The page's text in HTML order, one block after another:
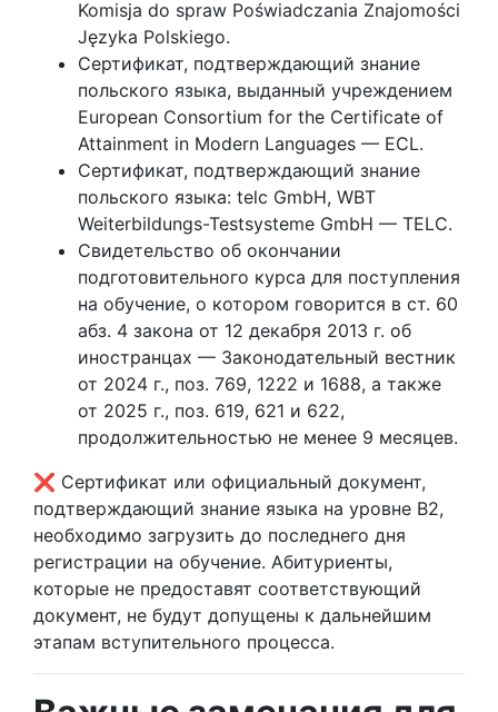
Komisja do spraw Poświadczania Znajomości
Języka Polskiego.
Сертификат, подтверждающий знание
польского языка, выданный учреждением
European Consortium for the Certificate of
Attainment in Modern Languages — ECL.
Сертификат, подтверждающий знание
польского языка: telc GmbH, WBT
Weiterbildungs-Testsysteme GmbH — TELC.
Свидетельство об окончании
подготовительного курса для поступления
на обучение, о котором говорится в ст. 60
абз. 4 закона от 12 декабря 2013 г. об
иностранцах — Законодательный вестник
от 2024 г., поз. 769, 1222 и 1688, а также
от 2025 г., поз. 619, 621 и 622,
продолжительностью не менее 9 месяцев.
❌ Сертификат или официальный документ,
подтверждающий знание языка на уровне B2,
необходимо загрузить до последнего дня
регистрации на обучение. Абитуриенты,
которые не предоставят соответствующий
документ, не будут допущены к дальнейшим
этапам вступительного процесса.